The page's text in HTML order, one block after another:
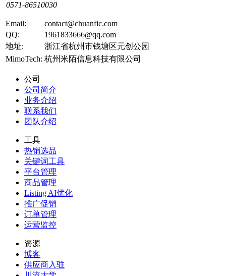
0571-86510030
Email:
contact@chuanfic.com
QQ:
1961833666@qq.com
地址:
浙江省杭州市钱塘区元创公园
MimoTech: 杭州米陌信息科技有限公司
公司
公司简介
业务介绍
联系我们
团队介绍
工具
热销选品
关键词工具
平台管理
商品管理
Listing AI优化
推广促销
订单管理
运营监控
资源
博客
供应商入驻